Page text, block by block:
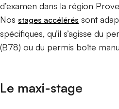
d’examen dans la région
Nos stages accélérés sont
spécifiques, qu’il s’agisse du
(B78) ou du permis boîte
Le maxi-stage